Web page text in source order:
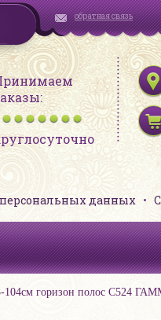
обратная связь
персональных данных
104см горизон полос С524